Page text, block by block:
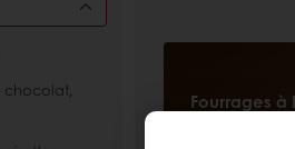
chocolat,
Fourrages